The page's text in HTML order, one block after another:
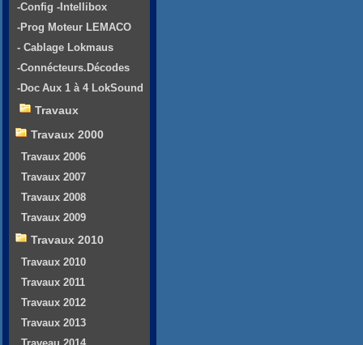
-Config -Intellibox
-Prog Moteur LEMACO
- Cablage Lokmaus
-Connécteurs.Décodes
-Doc Aux 1 à 4 LokSound
Travaux
Travaux 2000
Travaux 2006
Travaux 2007
Travaux 2008
Travaux 2009
Travaux 2010
Travaux 2010
Travaux 2011
Travaux 2012
Travaux 2013